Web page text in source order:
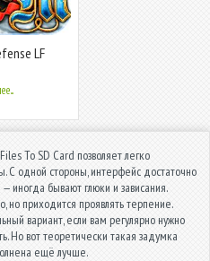
LF
To SD Card позволяет легко
С одной стороны, интерфейс достаточно
иногда бывают глюки и зависания.
но приходится проявлять терпение.
вариант, если вам регулярно нужно
Но вот теоретически такая задумка
ещё лучше.